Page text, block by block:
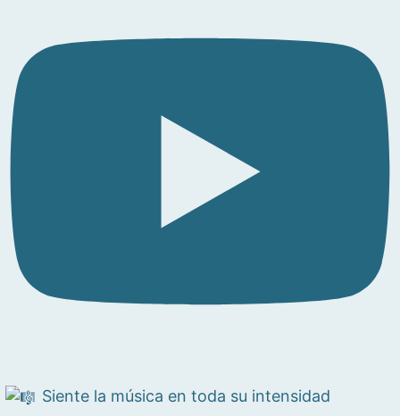
Siente la música en toda su intensidad